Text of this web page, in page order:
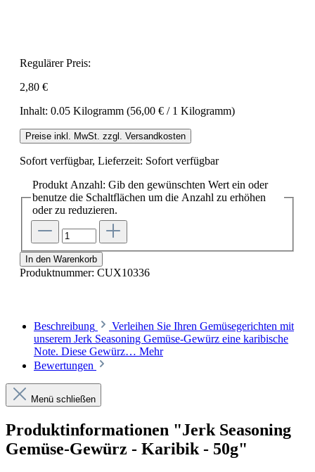
Regulärer Preis:
2,80 €
Inhalt: 0.05 Kilogramm (56,00 € / 1 Kilogramm)
Preise inkl. MwSt. zzgl. Versandkosten
Sofort verfügbar, Lieferzeit: Sofort verfügbar
Produkt Anzahl: Gib den gewünschten Wert ein oder
benutze die Schaltflächen um die Anzahl zu erhöhen
oder zu reduzieren.
In den Warenkorb
Produktnummer: CUX10336
Beschreibung
Verleihen Sie Ihren Gemüsegerichten mit
unserem Jerk Seasoning Gemüse-Gewürz eine karibische
Note. Diese Gewürz… Mehr
Bewertungen
Menü schließen
Produktinformationen "Jerk Seasoning
Gemüse-Gewürz - Karibik - 50g"